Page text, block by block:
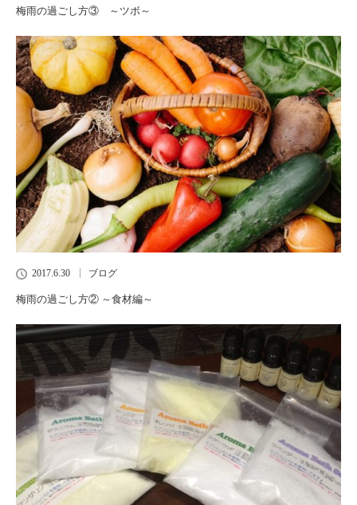
梅雨の過ごし方③ ～ツボ～
2017.6.30 ブログ
梅雨の過ごし方② ～食材編～